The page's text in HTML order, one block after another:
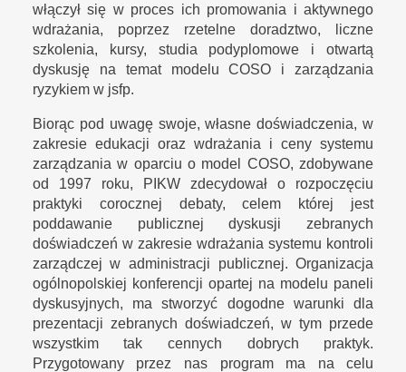
włączył się w proces ich promowania i aktywnego
wdrażania, poprzez rzetelne doradztwo, liczne
szkolenia, kursy, studia podyplomowe i otwartą
dyskusję na temat modelu COSO i zarządzania
ryzykiem w jsfp.
Biorąc pod uwagę swoje, własne doświadczenia, w
zakresie edukacji oraz wdrażania i ceny systemu
zarządzania w oparciu o model COSO, zdobywane
od 1997 roku, PIKW zdecydował o rozpoczęciu
praktyki corocznej debaty, celem której jest
poddawanie publicznej dyskusji zebranych
doświadczeń w zakresie wdrażania systemu kontroli
zarządczej w administracji publicznej. Organizacja
ogólnopolskiej konferencji opartej na modelu paneli
dyskusyjnych, ma stworzyć dogodne warunki dla
prezentacji zebranych doświadczeń, w tym przede
wszystkim tak cennych dobrych praktyk.
Przygotowany przez nas program ma na celu